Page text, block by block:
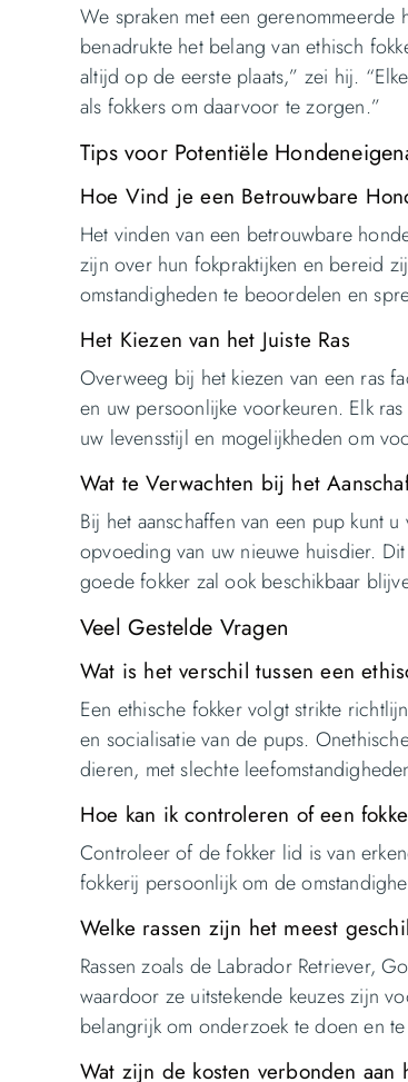
We spraken met een
benadrukte het belang van ethisch
altijd op de eerste plaats,” zei hij.
als fokkers om daarvoor te zorgen.”
Tips voor Potentiële
Hoe Vind je een Betrouwbare
Het vinden van een betrouwbare
zijn over hun fokpraktijken en bereid
omstandigheden te beoordelen en
Het Kiezen van het Juiste Ras
Overweeg bij het kiezen van een ras
en uw persoonlijke voorkeuren. Elk
uw levensstijl en mogelijkheden om
Wat te Verwachten bij het
Bij het aanschaffen van een pup kunt
opvoeding van uw nieuwe huisdier.
goede fokker zal ook beschikbaar
Veel Gestelde Vragen
Wat is het verschil tussen een
Een ethische fokker volgt strikte
en socialisatie van de pups.
dieren, met slechte
Hoe kan ik controleren of een
Controleer of de fokker lid is van
fokkerij persoonlijk om de
Welke rassen zijn het meest
Rassen zoals de Labrador Retriever,
waardoor ze uitstekende keuzes zijn
belangrijk om onderzoek te doen en
Wat zijn de kosten verbonden aan